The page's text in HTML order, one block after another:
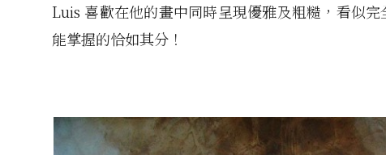
Luis 喜歡在他的畫中同時呈現優雅及粗糙，看似
能掌握的恰如其分！